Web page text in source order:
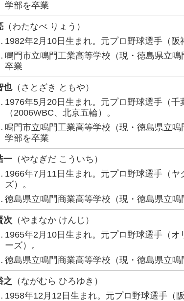
学部を卒業
（わたなべ りょう）
1982年2月10日生まれ。元プロ野球選手（阪
鳴門市立鳴門工業高等学校（現・徳島県立
卒業
也（さとざき ともや）
1976年5月20日生まれ。元プロ野球選手（
（2006WBC、北京五輪）。
鳴門市立鳴門工業高等学校（現・徳島県立
学部を卒業
一 （やなぎだ こういち）
1966年7月11日生まれ。元プロ野球選手（
ズ）。
徳島県立鳴門商業高等学校（現・徳島県立
次 （やまなか けんじ）
1965年2月10日生まれ。元プロ野球選手（
ーズ）。
徳島県立鳴門商業高等学校（現・徳島県立
之 （ながむら ひろゆき）
1958年12月12日生まれ。元プロ野球選手（